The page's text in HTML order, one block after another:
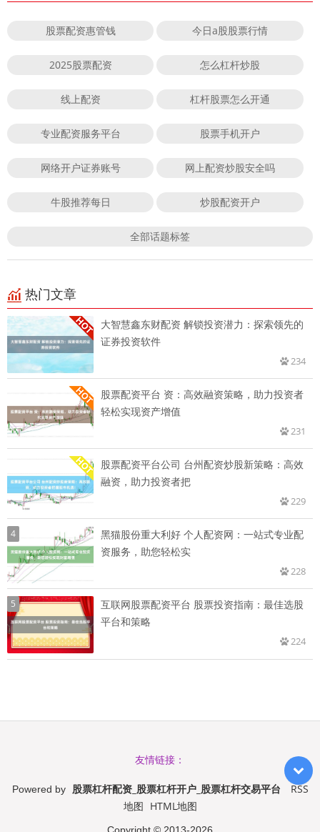
股票配资惠管钱 今日a股股票行情
2025股票配资 怎么杠杆炒股
线上配资 杠杆股票怎么开通
专业配资服务平台 股票手机开户
网络开户证券账号 网上配资炒股安全吗
牛股推荐每日 炒股配资开户
全部话题标签
热门文章
大智慧鑫东财配资 解锁投资潜力：探索领先的
证券投资软件
234
股票配资平台 资：高效融资策略，助力投资者
轻松实现资产增值
231
股票配资平台公司 台州配资炒股新策略：高效
融资，助力投资者把
229
4
黑猫股份重大利好 个人配资网：一站式专业配
资服务，助您轻松实
228
5
互联网股票配资平台 股票投资指南：最佳选股
平台和策略
224
友情链接：
Powered by 股票杠杆配资_股票杠杆开户_股票杠杆交易平台
RSS
地图 HTML地图